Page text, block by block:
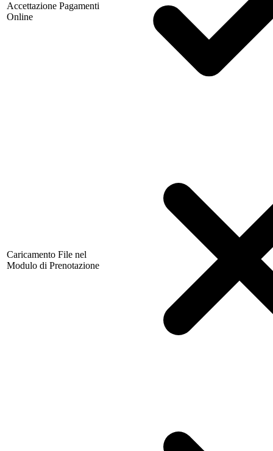
Accettazione Pagamenti
Online
Caricamento File nel
Modulo di Prenotazione